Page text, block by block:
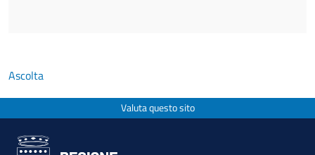
Ascolta
Valuta questo sito